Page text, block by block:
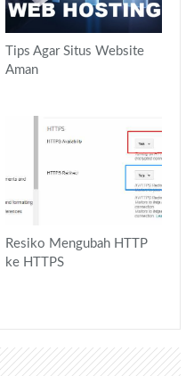
Tips Agar Situs Website
Aman
Resiko Mengubah HTTP
ke HTTPS